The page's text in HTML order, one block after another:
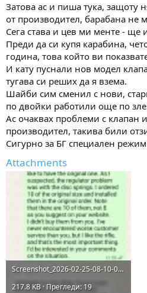
Затова ас и пиша тука, защоту
от производител, барабана не
Сега става и цев ми менте -
Преди да си купя карабина,
година, това който ви
И кату пуснали нов модел
тугава си реших да я взема.
Шайби сим сменил с нови,
по двойки работили още по
Ас очаквах проблеми с клапан
производител, такива били
Сигурно за БГ специален
Attachments
Screenshot_2026-02-25-08-10-04-282_com.whatsapp.jpg
217.8 KB · Прегледи: 19